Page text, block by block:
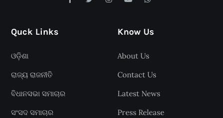
Quck Links
ଓଡ଼ିଶା
ରାଜ୍ୟ ରାଜନୀତି
ବିଧାନସଭା ସମାଚାର
ସଂସଦ ସମାଚାର
Know Us
About Us
Contact Us
Latest News
Press Release